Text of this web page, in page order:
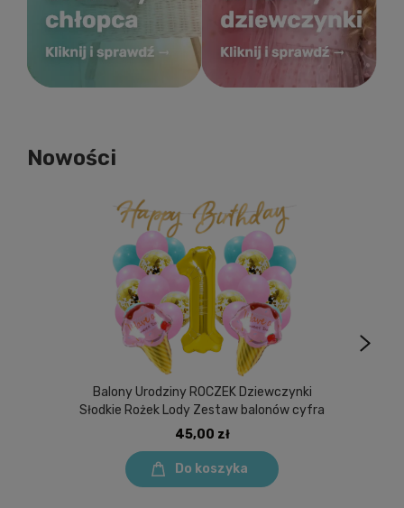
Nowości
Balony Urodziny ROCZEK Dziewczynki
Słodkie Rożek Lody Zestaw balonów cyfra
45,00 zł
Do koszyka